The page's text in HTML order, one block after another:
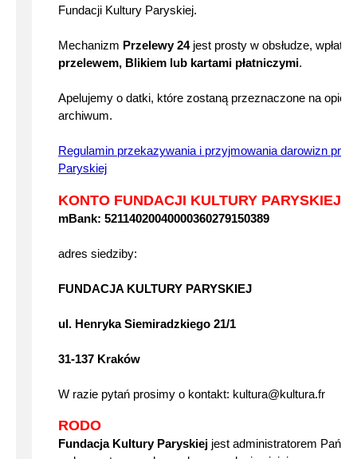
Fundacji Kultury Paryskiej.
Mechanizm Przelewy 24jest prosty w obsłudze, wpłat
przelewem, Blikiem lub kartami płatniczymi.
Apelujemy o datki, które zostaną przeznaczone na
archiwum.
Regulamin przekazywania i przyjmowania darowizn
Paryskiej
KONTO FUNDACJI KULTURY PARYSKIEJ I
mBank: 52114020040000360279150389
adres siedziby:
FUNDACJA KULTURY PARYSKIEJ
ul. Henryka Siemiradzkiego 21/1
31-137 Kraków
W razie pytań prosimy o kontakt: kultura@kultura.fr
RODO
Fundacja Kultury Paryskiej jest administratorem